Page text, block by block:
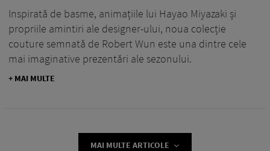
Inspirată de basme, animațiile lui Hayao Miyazaki și
propriile amintiri ale designer-ului, noua colecție
couture semnată de Robert Wun este una dintre cele
mai imaginative prezentări ale sezonului.
+ MAI MULTE
MAI MULTE ARTICOLE